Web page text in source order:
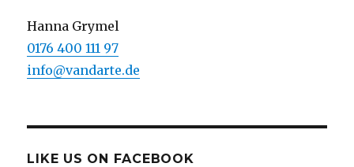
Hanna Grymel
0176 400 111 97
info@vandarte.de
LIKE US ON FACEBOOK